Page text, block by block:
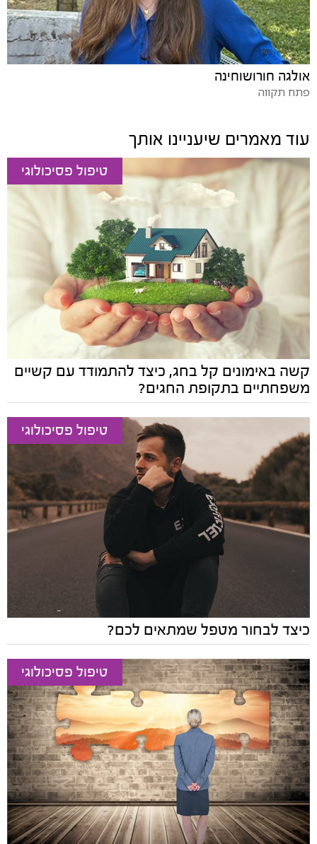
אולגה חורושוחינה
פתח תקווה
עוד מאמרים שיעניינו אותך
טיפול פסיכולוגי
קשה באימונים קל בחג, כיצד להתמודד עם קשיים
משפחתיים בתקופת החגים?
טיפול פסיכולוגי
כיצד לבחור מטפל שמתאים לכם?
טיפול פסיכולוגי